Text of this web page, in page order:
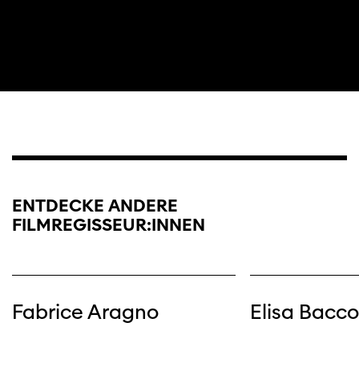
ENTDECKE ANDERE
FILMREGISSEUR:INNEN
Fabrice Aragno Elisa